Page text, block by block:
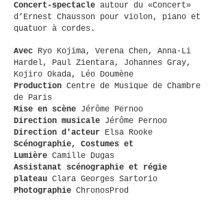
Concert-spectacle autour du «Concert»
d’Ernest Chausson pour violon, piano et
quatuor à cordes.
Avec Ryo Kojima, Verena Chen, Anna-Li
Hardel, Paul Zientara, Johannes Gray,
Kojiro Okada, Léo Doumène
Production Centre de Musique de Chambre
de Paris
Mise en scène Jérôme Pernoo
Direction musicale Jérôme Pernoo
Direction d'acteur Elsa Rooke
Scénographie, Costumes et
Lumière Camille Dugas
Assistanat scénographie et régie
plateau Clara Georges Sartorio
Photographie ChronosProd